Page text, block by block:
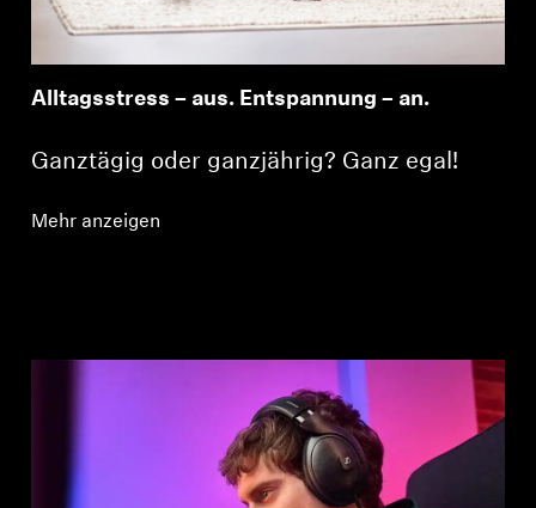
Alltagsstress – aus. Entspannung – an.
Ganztägig oder ganzjährig? Ganz egal!
Mehr anzeigen